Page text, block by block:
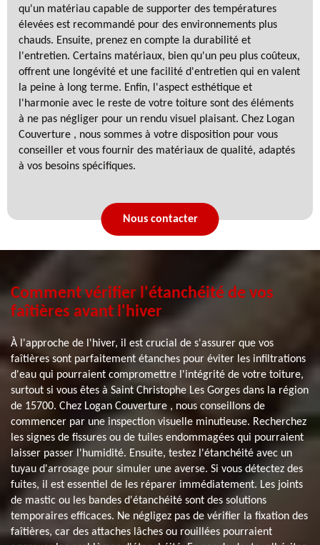
qu'un matériau capable de supporter des températures
élevées est recommandé pour des environnements plus
chauds. Ensuite, prenez en compte la durabilité et
l'entretien. Certains matériaux, bien qu'un peu plus coûteux,
offrent une longévité et une facilité d'entretien qui en valent
la peine à long terme. Enfin, l'aspect esthétique et
l'harmonie avec le reste de votre toiture sont des éléments
à ne pas négliger pour un rendu visuel plaisant. Chez Logan
Couverture , nous sommes à votre disposition pour vous
conseiller et vous fournir des matériaux de qualité, adaptés
à vos besoins spécifiques.
Nous contacter
Comment vérifier l'étanchéité de vos
faîtières avant l'hiver
À l'approche de l'hiver, il est crucial de s'assurer que vos
faîtières sont parfaitement étanches pour éviter les infiltrations
d'eau qui pourraient compromettre l'intégrité de votre toiture,
surtout si vous êtes à Saint Christophe Les Gorges dans la région
de 15700. Chez Logan Couverture , nous conseillons de
commencer par une inspection visuelle minutieuse. Recherchez
les signes de fissures ou de tuiles endommagées qui pourraient
laisser passer l'humidité. Ensuite, testez l'étanchéité avec un
tuyau d'arrosage pour simuler une averse. Si vous détectez des
fuites, il est essentiel de les réparer immédiatement. Les joints
de mastic ou les bandes d'étanchéité sont des solutions
temporaires efficaces. Ne négligez pas de vérifier la fixation des
faîtières, car des attaches lâches ou rouillées pourraient